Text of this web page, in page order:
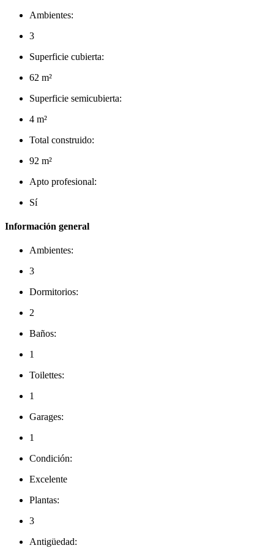
Ambientes:
3
Superficie cubierta:
62 m²
Superficie semicubierta:
4 m²
Total construido:
92 m²
Apto profesional:
Sí
Información general
Ambientes:
3
Dormitorios:
2
Baños:
1
Toilettes:
1
Garages:
1
Condición:
Excelente
Plantas:
3
Antigüedad: